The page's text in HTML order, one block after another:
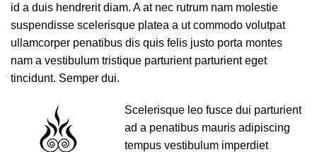
id a duis hendrerit diam. A at nec rutrum nam molestie
suspendisse scelerisque platea a ut commodo volutpat
ullamcorper penatibus dis quis felis justo porta montes
nam a vestibulum tristique parturient parturient eget
tincidunt. Semper dui.
Scelerisque leo fusce dui parturient
ad a penatibus mauris adipiscing
tempus vestibulum imperdiet